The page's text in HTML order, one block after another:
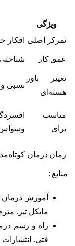
ویژگی
تمرکز اصلی
افکار
عمق کار شناختی
تغییر باور
هسته‌ای
نسبی و
مناسب
برای
زمان درمان
منابع :
آموزش درمان
مایکل تیز.
راه و رسم
فتی. انتشارات